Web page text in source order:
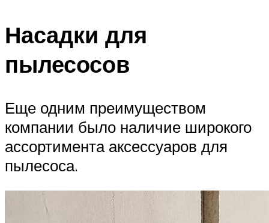
Насадки для
пылесосов
Еще одним преимуществом
компании было наличие широкого
ассортимента аксессуаров для
пылесоса.